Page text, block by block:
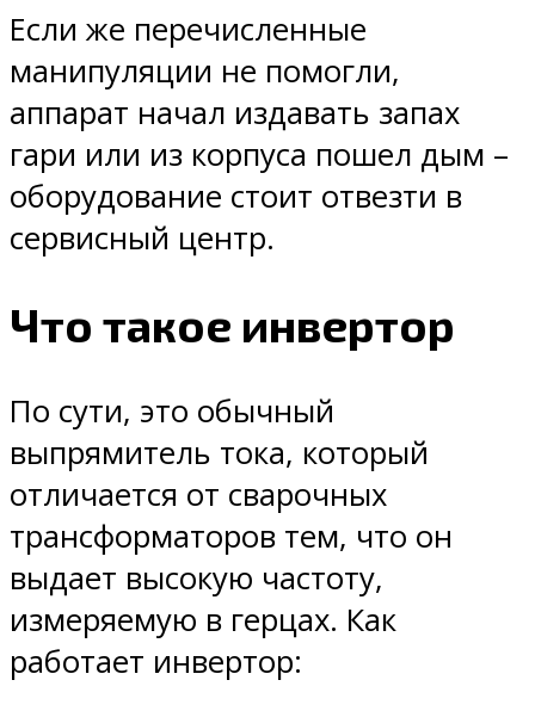
Если же перечисленные
манипуляции не помогли,
аппарат начал издавать запах
гари или из корпуса пошел дым –
оборудование стоит отвезти в
сервисный центр.
Что такое инвертор
По сути, это обычный
выпрямитель тока, который
отличается от сварочных
трансформаторов тем, что он
выдает высокую частоту,
измеряемую в герцах. Как
работает инвертор: